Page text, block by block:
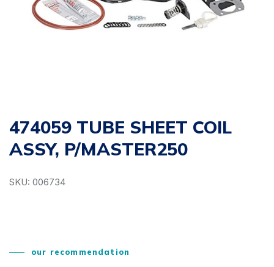
474059 TUBE SHEET COIL
ASSY, P/MASTER250
SKU: 006734
our recommendation